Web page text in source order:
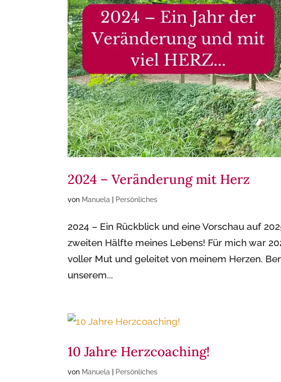
2024 – Veränderung mit Herz
von Manuela Persönliches
2024 – Ein Rückblick und eine Vorschau auf
zweiten Hälfte meines Lebens! Für mich war
voller Mut und geleitet von meinem Herzen.
unserem...
10 Jahre Herzcoaching!
von Manuela Persönliches